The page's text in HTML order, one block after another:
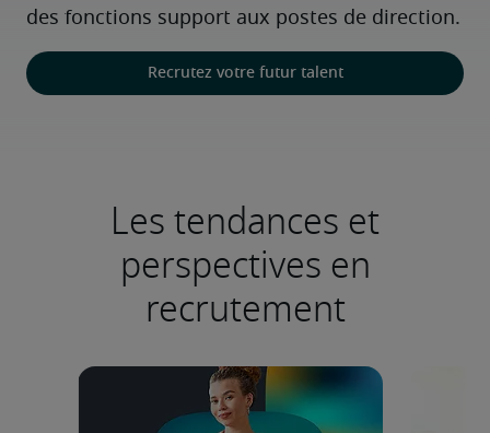
des fonctions support aux postes de direction.
Recrutez votre futur talent
Les tendances et
perspectives en
recrutement